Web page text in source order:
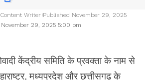
29, 2025 5:00 pm
Writer Published November 29, 2025
केंद्रीय समिति के प्रवक्ता के नाम से
मध्यप्रदेश और छत्तीसगढ़ के